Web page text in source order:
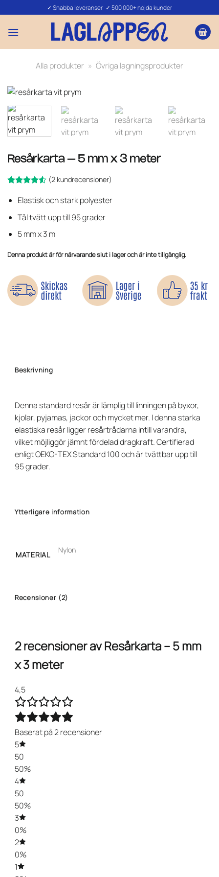
to
content
✓ Snabba leveranser ✓ 500 000+ nöjda kunder
Alla produkter » Övriga lagningsprodukter
Resårkarta – 5 mm x 3 meter
4.5av 5
kundrecensioner
(2kundrecensioner)
Elastisk och stark polyester
Tål tvätt upp till 95 grader
5 mm x 3 m
Denna produkt är för närvarande slut i lager och är inte tillgänglig.
Beskrivning
Denna standard resår är lämplig till linningen på byxor,
kjolar, pyjamas, jackor och mycket mer. I denna starka
elastiska resår ligger resårtrådarna intill varandra,
vilket möjliggör jämnt fördelad dragkraft. Certifierad
enligt OEKO-TEX Standard 100 och är tvättbar upp till
95 grader.
Ytterligare information
MATERIAL
Nylon
Recensioner (2)
2 recensioner avResårkarta – 5 mm
x 3 meter
4,5
Baserat på 2 recensioner
5
50
50%
4
50
50%
3
0%
2
0%
1